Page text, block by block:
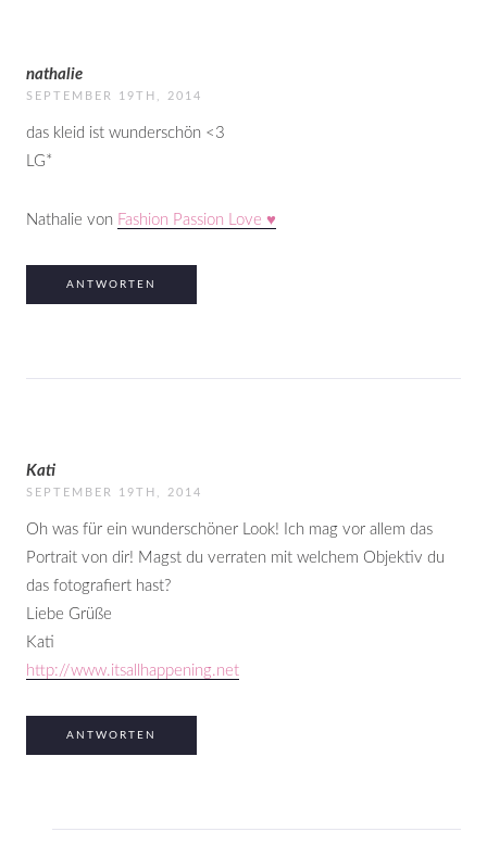
nathalie
SEPTEMBER 19TH, 2014
das kleid ist wunderschön <3
LG*
Nathalie von Fashion Passion Love ♥
ANTWORTEN
Kati
SEPTEMBER 19TH, 2014
Oh was für ein wunderschöner Look! Ich mag vor allem das
Portrait von dir! Magst du verraten mit welchem Objektiv du
das fotografiert hast?
Liebe Grüße
Kati
http://www.itsallhappening.net
ANTWORTEN